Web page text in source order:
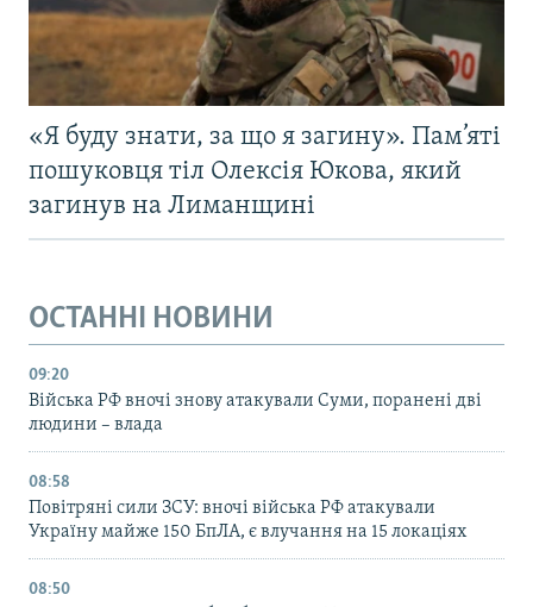
«Я буду знати, за що я загину». Пам’яті
пошуковця тіл Олексія Юкова, який
загинув на Лиманщині
ОСТАННІ НОВИНИ
09:20
Війська РФ вночі знову атакували Суми, поранені дві
людини – влада
08:58
Повітряні сили ЗСУ: вночі війська РФ атакували
Україну майже 150 БпЛА, є влучання на 15 локаціях
08:50